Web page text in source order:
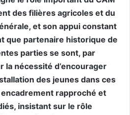
des filières agricoles et du
et son appui constant
que partenaire historique de
parties se sont, par
la nécessité d’encourager
des jeunes dans ces
rapproché et
insistant sur le rôle